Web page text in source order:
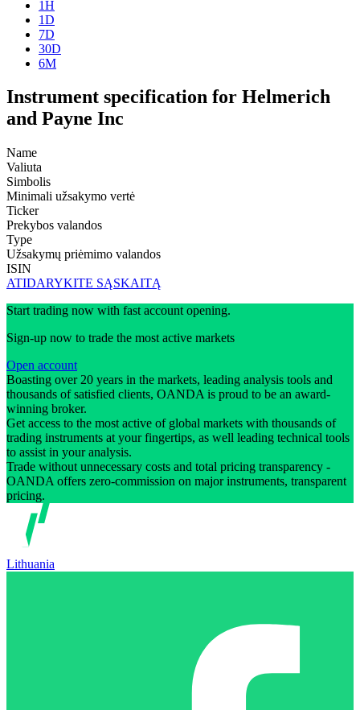
1H
1D
7D
30D
6M
Instrument specification for Helmerich
and Payne Inc
Name
Valiuta
Simbolis
Minimali užsakymo vertė
Ticker
Prekybos valandos
Type
Užsakymų priėmimo valandos
ISIN
ATIDARYKITE SĄSKAITĄ
Start trading now with fast account opening.
Sign-up now to trade the most active markets
Open account
Boasting over 20 years in the markets, leading analysis tools and
thousands of satisfied clients, OANDA is proud to be an award-
winning broker.
Get access to the most active of global markets with thousands of
trading instruments at your fingertips, as well leading technical tools
to assist in your analysis.
Trade without unnecessary costs and total pricing transparency -
OANDA offers zero-commission on major instruments, transparent
pricing.
Lithuania